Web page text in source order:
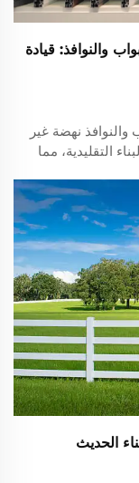
والنوافذ: قيادة
والنوافذ نهضة غير
التقليدية، مما
الحديث